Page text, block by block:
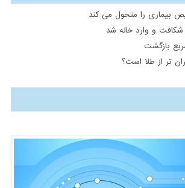
بیماری را متحول می کند
و وارد خانه شد
بازگشت
تر از طلا است؟